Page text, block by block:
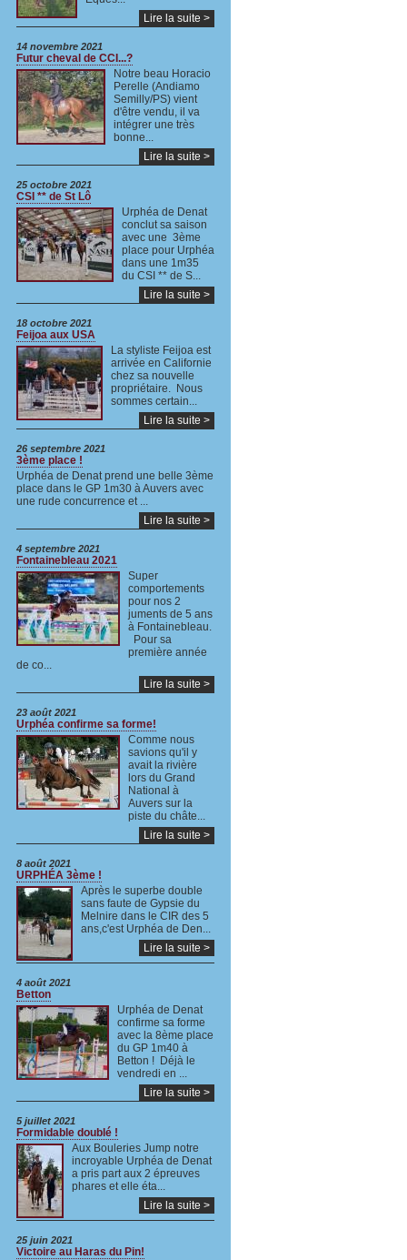
Lire la suite >
14 novembre 2021
Futur cheval de CCI...?
Notre beau Horacio
Perelle (Andiamo
Semilly/PS) vient
d'être vendu, il va
intégrer une très
bonne...
Lire la suite >
25 octobre 2021
CSI ** de St Lô
Urphéa de Denat
conclut sa saison
avec une 3ème
place pour Urphéa
dans une 1m35
du CSI ** de S...
Lire la suite >
18 octobre 2021
Feijoa aux USA
La styliste Feijoa est
arrivée en Californie
chez sa nouvelle
propriétaire. Nous
sommes certain...
Lire la suite >
26 septembre 2021
3ème place !
Urphéa de Denat prend une belle 3ème
place dans le GP 1m30 à Auvers avec
une rude concurrence et ...
Lire la suite >
4 septembre 2021
Fontainebleau 2021
Super
comportements
pour nos 2
juments de 5 ans
à Fontainebleau.
Pour sa
première année
de co...
Lire la suite >
23 août 2021
Urphéa confirme sa forme!
Comme nous
savions qu'il y
avait la rivière
lors du Grand
National à
Auvers sur la
piste du châte...
Lire la suite >
8 août 2021
URPHÉA 3ème !
Après le superbe double
sans faute de Gypsie du
Melnire dans le CIR des 5
ans,c'est Urphéa de Den...
Lire la suite >
4 août 2021
Betton
Urphéa de Denat
confirme sa forme
avec la 8ème place
du GP 1m40 à
Betton ! Déjà le
vendredi en ...
Lire la suite >
5 juillet 2021
Formidable doublé !
Aux Bouleries Jump notre
incroyable Urphéa de Denat
a pris part aux 2 épreuves
phares et elle éta...
Lire la suite >
25 juin 2021
Victoire au Haras du Pin!